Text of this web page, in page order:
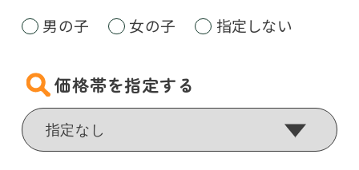
男の子 女の子 指定しない
価格帯を指定する